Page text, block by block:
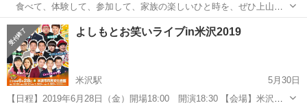
食べて、体験して、参加して、家族の楽しいひと時を、ぜひ上山
で。 イベント名 二日町プラザ夏マルシェ 開催日時 ２０１９年８月２
５日（日）１０:００～１５:００ お問合せ先 上山市商工会 電話
番号 ０２３－６...
山形 上山市 かみのやま温泉駅 地域/お祭り
よしもとお笑いライブin米沢2019
米沢駅
5月30日
【日程】2019年6月28日（金）開場18:00 開演18:30 【会場】米沢市